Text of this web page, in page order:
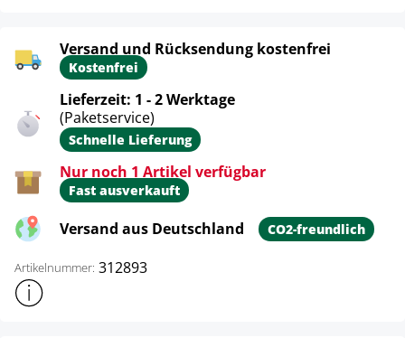
Versand und Rücksendung kostenfrei
Kostenfrei
Lieferzeit: 1 - 2 Werktage
(Paketservice)
Schnelle Lieferung
Nur noch 1 Artikel verfügbar
Fast ausverkauft
Versand aus Deutschland CO2-freundlich
Artikelnummer: 312893
Weitere Produktinformationen anzeigen